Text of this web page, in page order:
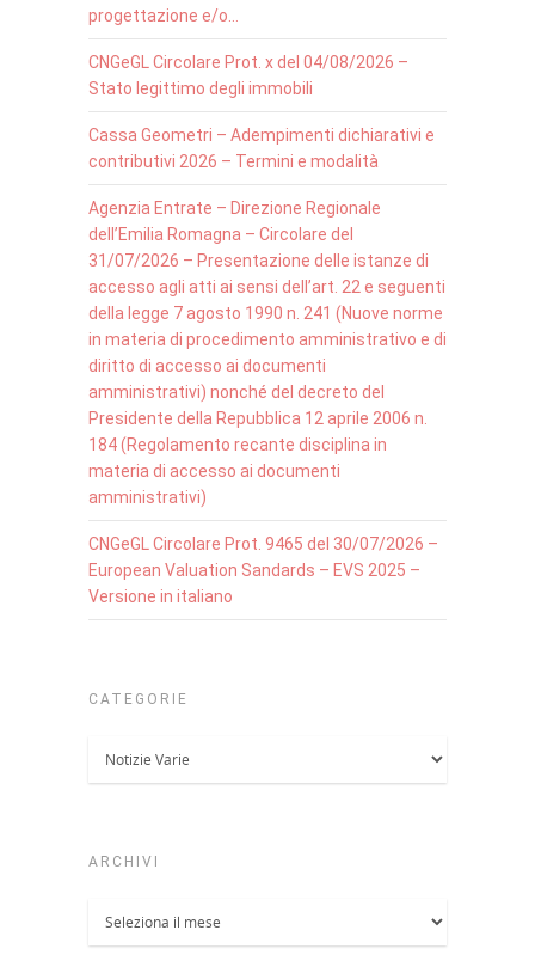
progettazione e/o…
CNGeGL Circolare Prot. x del 04/08/2026 –
Stato legittimo degli immobili
Cassa Geometri – Adempimenti dichiarativi e
contributivi 2026 – Termini e modalità
Agenzia Entrate – Direzione Regionale
dell’Emilia Romagna – Circolare del
31/07/2026 – Presentazione delle istanze di
accesso agli atti ai sensi dell’art. 22 e seguenti
della legge 7 agosto 1990 n. 241 (Nuove norme
in materia di procedimento amministrativo e di
diritto di accesso ai documenti
amministrativi) nonché del decreto del
Presidente della Repubblica 12 aprile 2006 n.
184 (Regolamento recante disciplina in
materia di accesso ai documenti
amministrativi)
CNGeGL Circolare Prot. 9465 del 30/07/2026 –
European Valuation Sandards – EVS 2025 –
Versione in italiano
CATEGORIE
ARCHIVI